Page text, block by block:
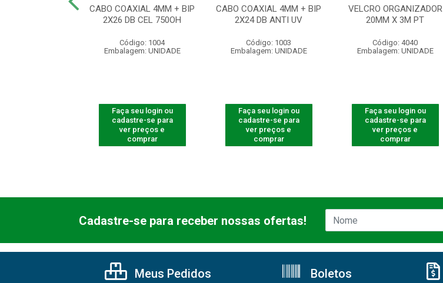
CABO COAXIAL 4MM + BIP
2X26 DB CEL 750OH
Código: 1004
Embalagem: UNIDADE
Faça seu login ou
cadastre-se para
ver preços e
comprar
CABO COAXIAL 4MM + BIP
2X24 DB ANTI UV
Código: 1003
Embalagem: UNIDADE
Faça seu login ou
cadastre-se para
ver preços e
comprar
VELCRO ORGANIZADOR
20MM X 3M PT
Código: 4040
Embalagem: UNIDADE
Faça seu login ou
cadastre-se para
ver preços e
comprar
Cadastre-se para receber nossas ofertas!
Meus Pedidos Boletos